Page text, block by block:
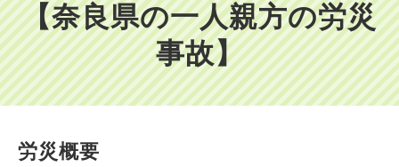
お問い合わせ
会員メニュー
【奈良県の一人親方の労災
事故】
労災概要